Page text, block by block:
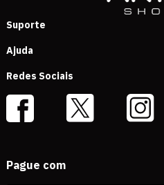
Suporte
Ajuda
Redes Sociais
Pague com